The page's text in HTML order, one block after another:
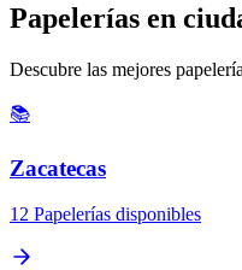
Papelerías en
Descubre las mejores
📚
Zacatecas
12 Papelerías disponibles